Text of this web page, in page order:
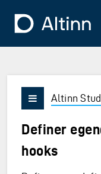
og Enter for å velge
Vis/skjul meny
Altinn
Definer
hooks